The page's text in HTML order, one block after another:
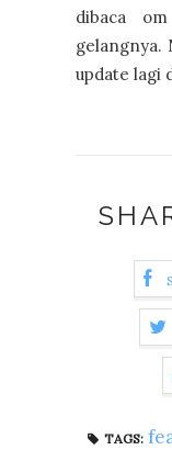
dibaca
gelangnya.
update lagi
TAGS: